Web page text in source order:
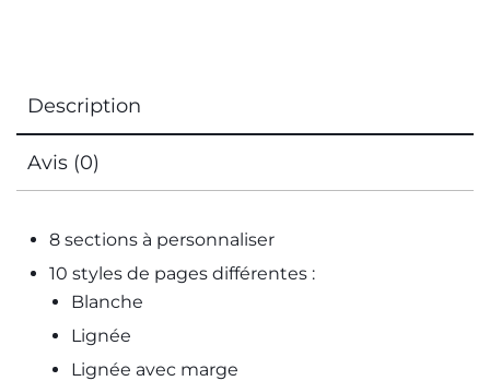
Description
Avis (0)
8 sections à personnaliser
10 styles de pages différentes :
Blanche
Lignée
Lignée avec marge